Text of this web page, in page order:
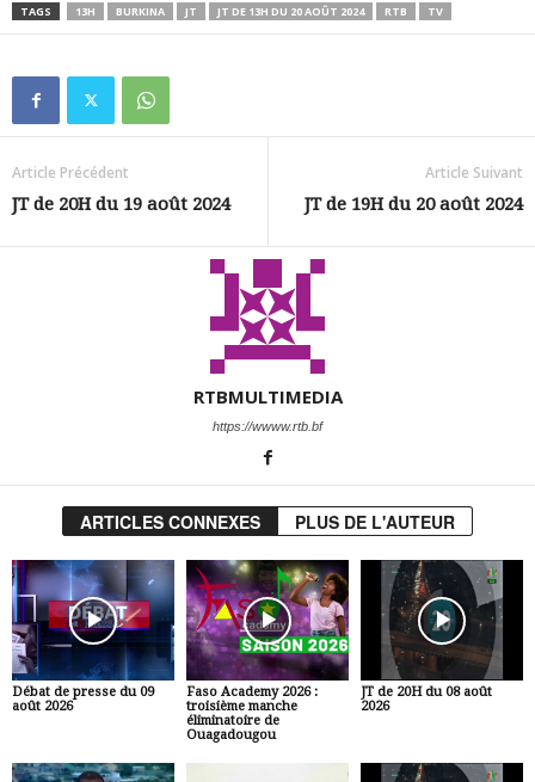
TAGS 13H BURKINA JT JT DE 13H DU 20 AOÛT 2024 RTB TV
Article Précédent
JT de 20H du 19 août 2024
Article Suivant
JT de 19H du 20 août 2024
RTBMULTIMEDIA
https://wwww.rtb.bf
ARTICLES CONNEXES PLUS DE L'AUTEUR
Débat de presse du 09
août 2026
Faso Academy 2026 :
troisième manche
éliminatoire de
Ouagadougou
JT de 20H du 08 août
2026